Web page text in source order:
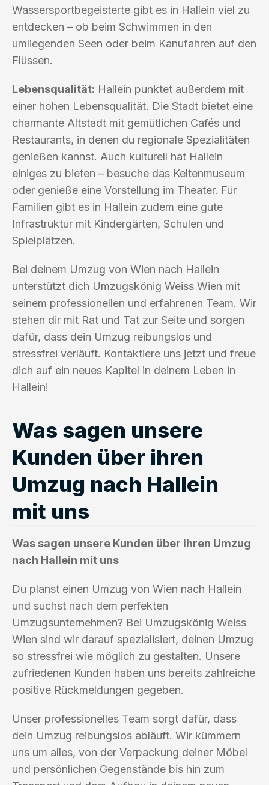
Wassersportbegeisterte gibt es in Hallein viel zu
entdecken – ob beim Schwimmen in den
umliegenden Seen oder beim Kanufahren auf den
Flüssen.
Lebensqualität: Hallein punktet außerdem mit
einer hohen Lebensqualität. Die Stadt bietet eine
charmante Altstadt mit gemütlichen Cafés und
Restaurants, in denen du regionale Spezialitäten
genießen kannst. Auch kulturell hat Hallein
einiges zu bieten – besuche das Keltenmuseum
oder genieße eine Vorstellung im Theater. Für
Familien gibt es in Hallein zudem eine gute
Infrastruktur mit Kindergärten, Schulen und
Spielplätzen.
Bei deinem Umzug von Wien nach Hallein
unterstützt dich Umzugskönig Weiss Wien mit
seinem professionellen und erfahrenen Team. Wir
stehen dir mit Rat und Tat zur Seite und sorgen
dafür, dass dein Umzug reibungslos und
stressfrei verläuft. Kontaktiere uns jetzt und freue
dich auf ein neues Kapitel in deinem Leben in
Hallein!
Was sagen unsere
Kunden über ihren
Umzug nach Hallein
mit uns
Was sagen unsere Kunden über ihren Umzug
nach Hallein mit uns
Du planst einen Umzug von Wien nach Hallein
und suchst nach dem perfekten
Umzugsunternehmen? Bei Umzugskönig Weiss
Wien sind wir darauf spezialisiert, deinen Umzug
so stressfrei wie möglich zu gestalten. Unsere
zufriedenen Kunden haben uns bereits zahlreiche
positive Rückmeldungen gegeben.
Unser professionelles Team sorgt dafür, dass
dein Umzug reibungslos abläuft. Wir kümmern
uns um alles, von der Verpackung deiner Möbel
und persönlichen Gegenstände bis hin zum